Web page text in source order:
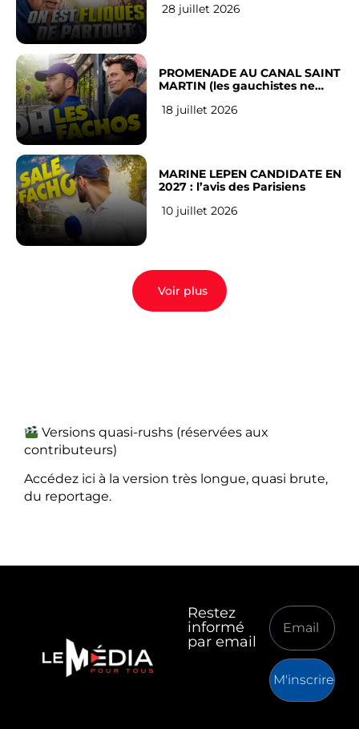
Français
28 juillet 2026
PROMENADE AU CANAL SAINT
MARTIN (les gauchistes ne
18 juillet 2026
MARINE LEPEN CANDIDATE EN
2027 : l’avis des Parisiens
10 juillet 2026
Voir plus
Versions quasi-rushs (réservées aux
contributeurs)
Accédez ici à la version très longue, quasi brute,
du reportage.
Restez
informé
par email
M'inscrire